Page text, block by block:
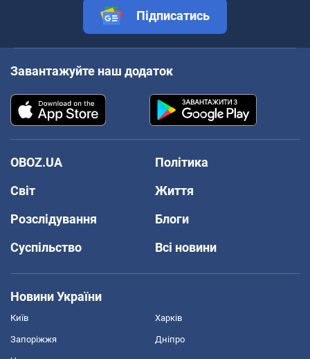
Підписатись
Завантажуйте наш додаток
OBOZ.UA
Політика
Світ
Життя
Розслідування
Блоги
Суспільство
Всі новини
Новини України
Київ Харків
Запоріжжя Дніпро